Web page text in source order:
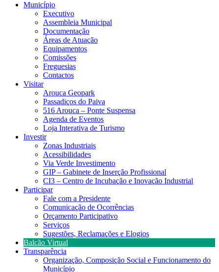
Município
Executivo
Assembleia Municipal
Documentação
Áreas de Atuação
Equipamentos
Comissões
Freguesias
Contactos
Visitar
Arouca Geopark
Passadiços do Paiva
516 Arouca – Ponte Suspensa
Agenda de Eventos
Loja Interativa de Turismo
Investir
Zonas Industriais
Acessibilidades
Via Verde Investimento
GIP – Gabinete de Inserção Profissional
CI3 – Centro de Incubação e Inovação Industrial
Participar
Fale com a Presidente
Comunicação de Ocorrências
Orçamento Participativo
Serviços
Sugestões, Reclamações e Elogios
Balcão Virtual
Transparência
Organização, Composição Social e Funcionamento do
Município